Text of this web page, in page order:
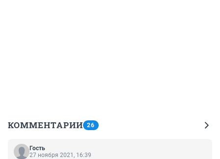
КОММЕНТАРИИ 26
Гость
27 ноября 2021, 16:39